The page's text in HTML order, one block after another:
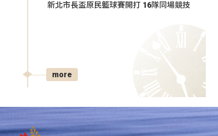
新北市長盃原民籃球賽開打 16隊同場競技
more